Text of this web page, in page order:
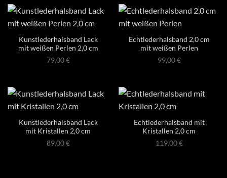
Kunstlederhalsband Lack
mit weißen Perlen 2,0 cm
79,00€
Echtlederhalsband 2,0 cm
mit weißen Perlen
99,00€
Kunstlederhalsband Lack
mit Kristallen 2,0 cm
89,00€
Echtlederhalsband mit
Kristallen 2,0 cm
119,00€